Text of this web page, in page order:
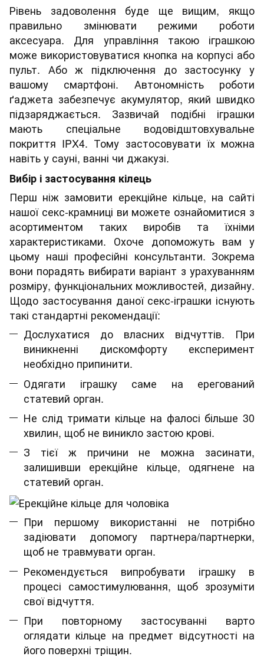
Рівень задоволення буде ще вищим, якщо
правильно змінювати режими роботи
аксесуара. Для управління такою іграшкою
може використовуватися кнопка на корпусі або
пульт. Або ж підключення до застосунку у
вашому смартфоні. Автономність роботи
ґаджета забезпечує акумулятор, який швидко
підзаряджається. Зазвичай подібні іграшки
мають спеціальне водовідштовхувальне
покриття IPX4. Тому застосовувати їх можна
навіть у сауні, ванні чи джакузі.
Вибір і застосування кілець
Перш ніж замовити ерекційне кільце, на сайті
нашої секс-крамниці ви можете ознайомитися з
асортиментом таких виробів та їхніми
характеристиками. Охоче допоможуть вам у
цьому наші професійні консультанти. Зокрема
вони порадять вибирати варіант з урахуванням
розміру, функціональних можливостей, дизайну.
Щодо застосування даної секс-іграшки існують
такі стандартні рекомендації:
Дослухатися до власних відчуттів. При
виникненні дискомфорту експеримент
необхідно припинити.
Одягати іграшку саме на ерегований
статевий орган.
Не слід тримати кільце на фалосі більше 30
хвилин, щоб не виникло застою крові.
З тієї ж причини не можна засинати,
залишивши ерекційне кільце, одягнене на
статевий орган.
При першому використанні не потрібно
задіювати допомогу партнера/партнерки,
щоб не травмувати орган.
Рекомендується випробувати іграшку в
процесі самостимулювання, щоб зрозуміти
свої відчуття.
При повторному застосуванні варто
оглядати кільце на предмет відсутності на
його поверхні тріщин.